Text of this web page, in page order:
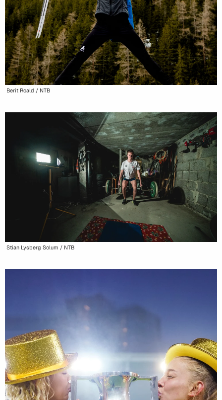
Berit Roald / NTB
Stian Lysberg Solum / NTB